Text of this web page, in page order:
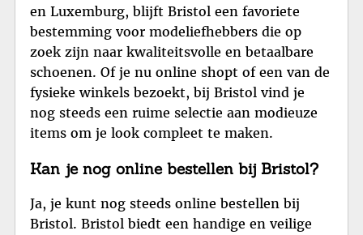
en Luxemburg, blijft Bristol een favoriete
bestemming voor modeliefhebbers die op
zoek zijn naar kwaliteitsvolle en betaalbare
schoenen. Of je nu online shopt of een van de
fysieke winkels bezoekt, bij Bristol vind je
nog steeds een ruime selectie aan modieuze
items om je look compleet te maken.
Kan je nog online bestellen bij Bristol?
Ja, je kunt nog steeds online bestellen bij
Bristol. Bristol biedt een handige en veilige